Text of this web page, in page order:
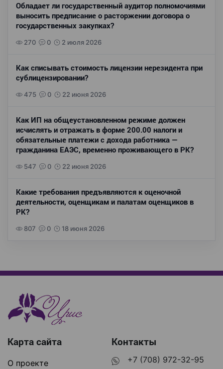
Обладает ли государственный аудитор полномочиями
выносить предписание о расторжении договора о
государственных закупках?
270 0 2 июля 2026
Как списывать стоимость лицензии нерезидента при
сублицензировании?
475 0 22 июня 2026
Как ИП на общеустановленном режиме должен
исчислять и отражать в форме 200.00 налоги и
обязательные платежи с дохода работника —
гражданина ЕАЭС, временно проживающего в РК?
547 0 22 июня 2026
Какие требования предъявляются к оценочной
деятельности, оценщикам и палатам оценщиков в
РК?
807 0 18 июня 2026
Карта сайта
О проекте
Контакты
+7 (708) 972-32-95